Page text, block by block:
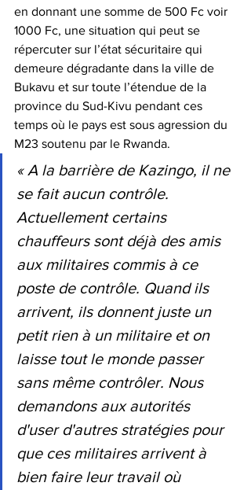
en donnant une somme de 500 Fc voir
1000 Fc, une situation qui peut se
répercuter sur l’état sécuritaire qui
demeure dégradante dans la ville de
Bukavu et sur toute l’étendue de la
province du Sud-Kivu pendant ces
temps où le pays est sous agression du
M23 soutenu par le Rwanda.
« A la barrière de Kazingo, il ne
se fait aucun contrôle.
Actuellement certains
chauffeurs sont déjà des amis
aux militaires commis à ce
poste de contrôle. Quand ils
arrivent, ils donnent juste un
petit rien à un militaire et on
laisse tout le monde passer
sans même contrôler. Nous
demandons aux autorités
d'user d'autres stratégies pour
que ces militaires arrivent à
bien faire leur travail où